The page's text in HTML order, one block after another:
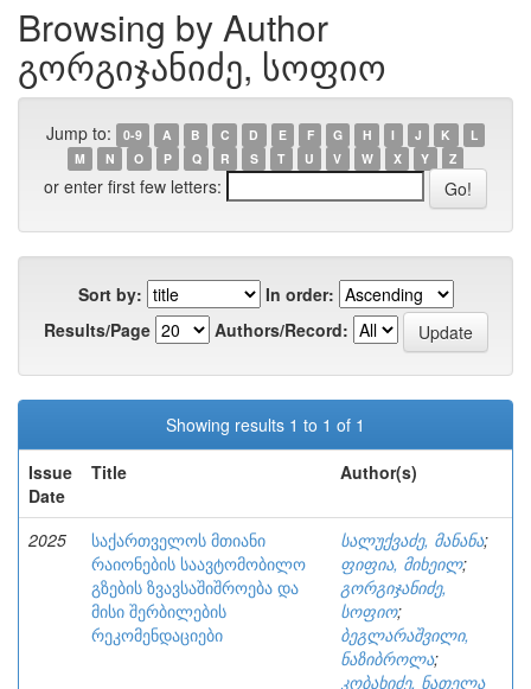
Browsing by Author
გორგიჯანიძე, სოფიო
Jump to: 0-9 A B C D E F G H I J K
L
M
N O P Q R S T U V W X Y Z
or enter first few letters:
Sort by:
In order:
Results/Page
Authors/Record:
Showing results 1 to 1 of 1
Issue
Date
Title Author(s)
2025
საქართველოს მთიანი
რაიონების საავტომობილო
გზების ზვავსაშიშროება და
მისი შერბილების
რეკომენდაციები
სალუქვაძე, მანანა;
ფიფია, მიხეილ;
გორგიჯანიძე,
სოფიო;
ბეგლარაშვილი,
ნაზიბროლა;
კობახიძე, ნათელა